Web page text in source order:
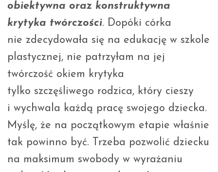
obiektywna oraz konstruktywna
krytyka twórczości. Dopóki córka
nie zdecydowała się na edukację w szkole
plastycznej, nie patrzyłam na jej
twórczość okiem krytyka
tylko szczęśliwego rodzica, który cieszy
i wychwala każdą pracę swojego dziecka.
Myślę, że na początkowym etapie właśnie
tak powinno być. Trzeba pozwolić dziecku
na maksimum swobody w wyrażaniu